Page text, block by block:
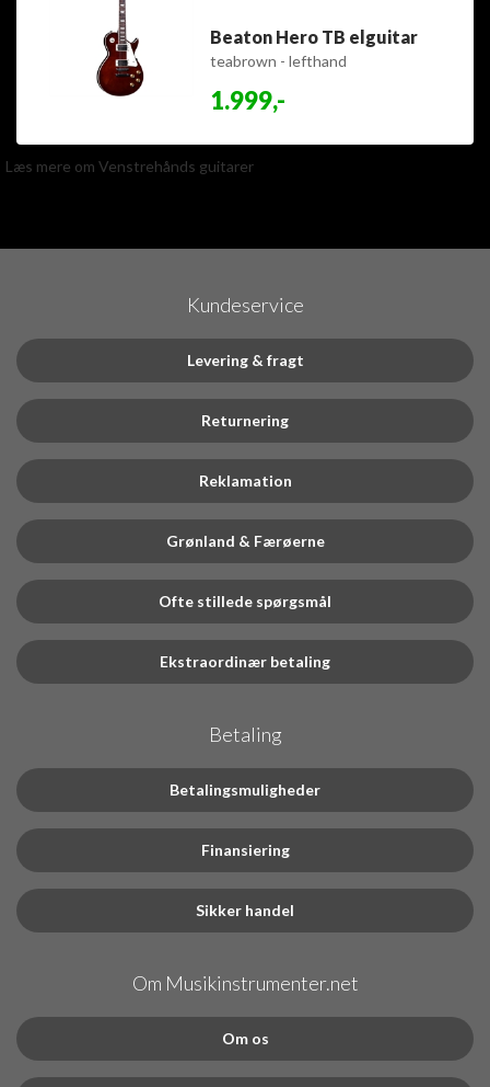
Beaton Hero TB elguitar
teabrown - lefthand
1.999,-
Læs mere om Venstrehånds guitarer
Kundeservice
Levering & fragt
Returnering
Reklamation
Grønland & Færøerne
Ofte stillede spørgsmål
Ekstraordinær betaling
Betaling
Betalingsmuligheder
Finansiering
Sikker handel
Om Musikinstrumenter.net
Om os